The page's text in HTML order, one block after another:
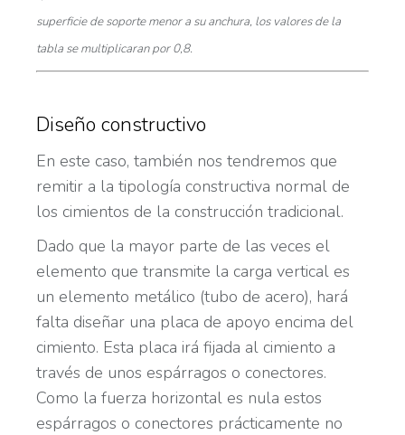
superficie de soporte menor a su anchura, los valores de la
tabla se multiplicaran por 0,8.
Diseño constructivo
En este caso, también nos tendremos que
remitir a la tipología constructiva normal de
los cimientos de la construcción tradicional.
Dado que la mayor parte de las veces el
elemento que transmite la carga vertical es
un elemento metálico (tubo de acero), hará
falta diseñar una placa de apoyo encima del
cimiento. Esta placa irá fijada al cimiento a
través de unos espárragos o conectores.
Como la fuerza horizontal es nula estos
espárragos o conectores prácticamente no